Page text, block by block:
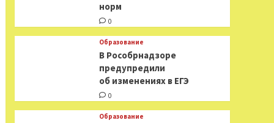
норм
0
Образование
В Рособрнадзоре
предупредили
об изменениях в ЕГЭ
0
Образование